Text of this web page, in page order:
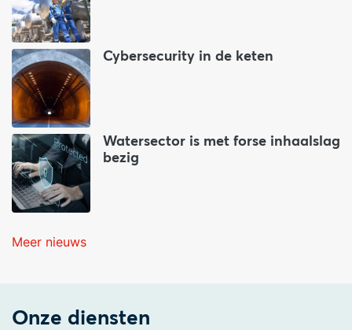
Cybersecurity in de keten
Watersector is met forse inhaalslag
bezig
Meer nieuws
Onze diensten